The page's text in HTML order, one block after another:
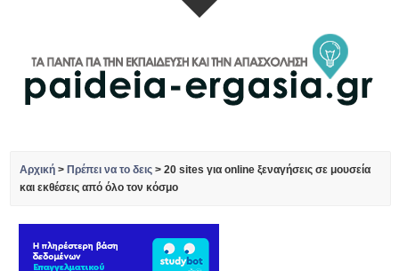
Αρχική > Πρέπει να το δεις >20 sites για online ξεναγήσεις σε μουσεία
και εκθέσεις από όλο τον κόσμο